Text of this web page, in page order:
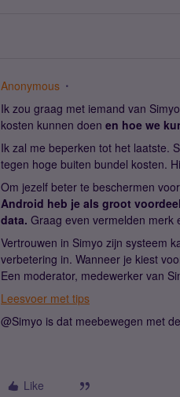
Anonymous
Ik zou graag met iemand van
kosten kunnen doen en hoe we
Ik zal me beperken tot het laatste.
tegen hoge buiten bundel kosten.
Om jezelf beter te beschermen
Android heb je als groot
data. Graag even vermelden merk
Vertrouwen in Simyo zijn systeem
verbetering in. Wanneer je kiest
Een moderator, medewerker van
Leesvoer met tips
@Simyo is dat meebewegen met
Like